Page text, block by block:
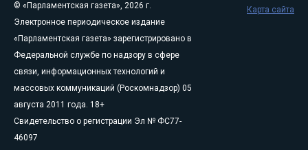
© «Парламентская газета», 2026 г.
Электронное периодическое издание
«Парламентская газета» зарегистрировано в
Федеральной службе по надзору в сфере
связи, информационных технологий и
массовых коммуникаций (Роскомнадзор) 05
августа 2011 года. 18+
Свидетельство о регистрации Эл № ФС77-
46097
Карта сайта